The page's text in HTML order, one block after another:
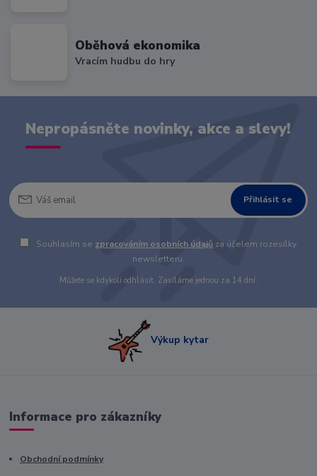
Oběhová ekonomika
Vracím hudbu do hry
Nepropásněte novinky, akce a slevy!
Přihlásit se
Souhlasím se zpracováním osobních údajů za účelem rozesílky
newsletteru.
Můžete se kdykoli odhlásit. Zasíláme jednou za 14 dní.
Výkup kytar
Informace pro zákazníky
Obchodní podmínky